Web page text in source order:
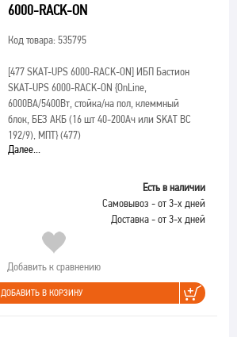
6000-RACK-ON
Код товара: 535795
[477 SKAT-UPS 6000-RACK-ON]ИБП Бастион
SKAT-UPS 6000-RACK-ON {OnLine,
6000ВА/5400Вт, стойка/на пол, клеммный
блок, БЕЗ АКБ (16 шт 40-200Ач или SKAT BC
192/9), МПТ} (477)
Далее...
Есть в наличии
Самовывоз - от 3-х дней
Доставка - от 3-х дней
Добавить к сравнению
ДОБАВИТЬ В КОРЗИНУ